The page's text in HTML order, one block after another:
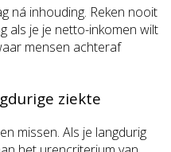
ná inhouding. Reken nooit
als je je netto-inkomen wilt
mensen achteraf
ziekte
missen. Als je langdurig